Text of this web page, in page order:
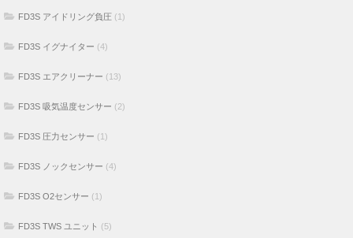
FD3S アイドリング負圧 (1)
FD3S イグナイター (4)
FD3S エアクリーナー (13)
FD3S 吸気温度センサー (2)
FD3S 圧力センサー (1)
FD3S ノックセンサー (4)
FD3S O2センサー (1)
FD3S TWS ユニット (5)